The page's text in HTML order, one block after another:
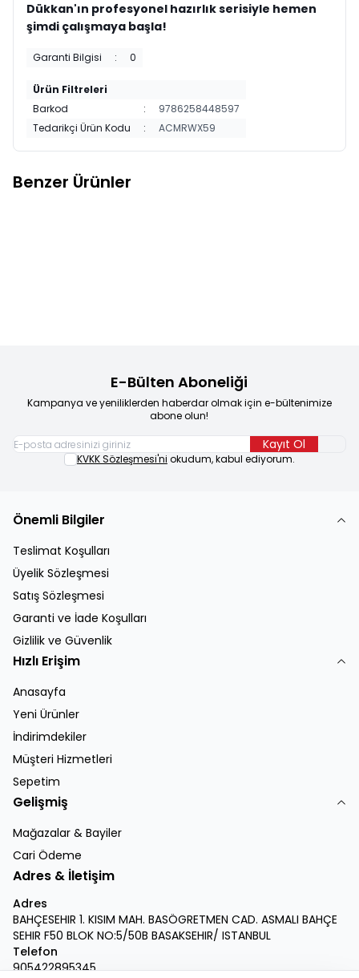
Dükkan'ın profesyonel hazırlık serisiyle hemen
şimdi çalışmaya başla!
Garanti Bilgisi : 0
Ürün Filtreleri
Barkod
:
9786258448597
Tedarikçi Ürün Kodu
: ACMRWX59
Benzer Ürünler
E-Bülten Aboneliği
Kampanya ve yeniliklerden haberdar olmak için e-bültenimize
abone olun!
Kayıt Ol
KVKK Sözleşmesi'ni okudum, kabul ediyorum.
Önemli Bilgiler
Teslimat Koşulları
Üyelik Sözleşmesi
Satış Sözleşmesi
Garanti ve İade Koşulları
Gizlilik ve Güvenlik
Hızlı Erişim
Anasayfa
Yeni Ürünler
İndirimdekiler
Müşteri Hizmetleri
Sepetim
Gelişmiş
Mağazalar & Bayiler
Cari Ödeme
Adres & İletişim
Adres
BAHÇESEHIR 1. KISIM MAH. BASÖGRETMEN CAD. ASMALI BAHÇE
SEHIR F50 BLOK NO:5/50B BASAKSEHIR/ ISTANBUL
Telefon
905422895345